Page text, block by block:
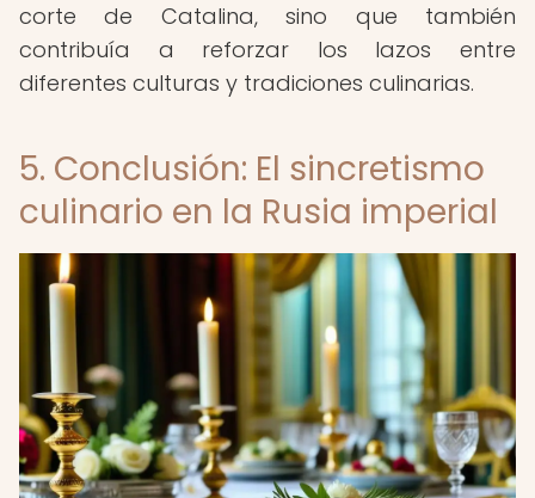
corte de Catalina, sino que también
contribuía a reforzar los lazos entre
diferentes culturas y tradiciones culinarias.
5. Conclusión: El sincretismo
culinario en la Rusia imperial